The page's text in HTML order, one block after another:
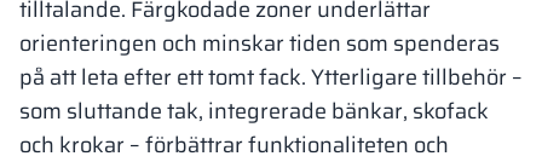
tilltalande. Färgkodade zoner underlättar
orienteringen och minskar tiden som spenderas
på att leta efter ett tomt fack. Ytterligare tillbehör –
som sluttande tak, integrerade bänkar, skofack
och krokar – förbättrar funktionaliteten och